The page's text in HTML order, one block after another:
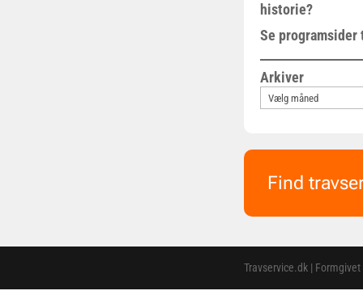
historie?
Se
Arkiver
Find
Travservice.dk |